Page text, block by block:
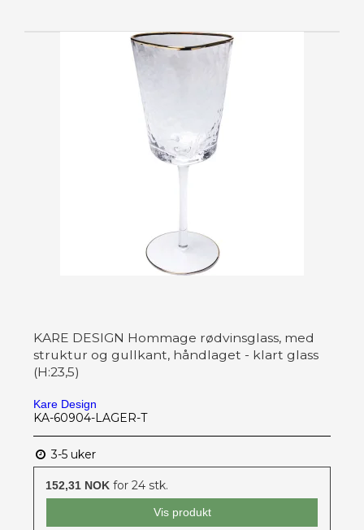
KARE DESIGN Hommage rødvinsglass, med
struktur og gullkant, håndlaget - klart glass
(H:23,5)
Kare Design
KA-60904-LAGER-T
3-5 uker
152,31 NOK for 24 stk.
Vis produkt